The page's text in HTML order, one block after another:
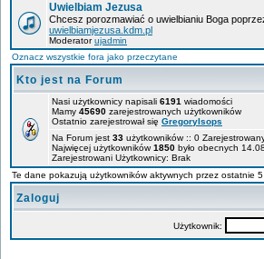
Uwielbiam Jezusa
Chcesz porozmawiać o uwielbianiu Boga
uwielbiamjezusa.kdm.pl
Moderatorujadmin
Oznacz wszystkie fora jako przeczytane
Kto jest na Forum
Nasi użytkownicy napisali 6191 wiadomości
Mamy 45690 zarejestrowanych użytkowników
Ostatnio zarejestrował się GregoryIsops
Na Forum jest 33 użytkowników :: 0
Najwięcej użytkowników1850 było obecnych
Zarejestrowani Użytkownicy: Brak
Te dane pokazują użytkowników aktywnych przez ostatnie
Zaloguj
Użytkownik: